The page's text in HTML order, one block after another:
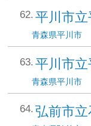
平川市
青森県平川市
平川市
青森県平川市
弘前市